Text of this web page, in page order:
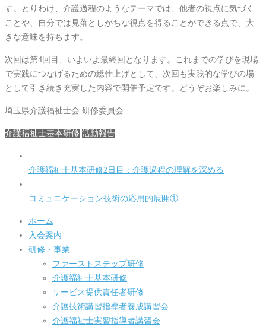
す。とりわけ、介護過程のようなテーマでは、他者の視点に気づく
ことや、自分では見落としがちな視点を得ることができる点で、大
きな意味を持ちます。
次回は第4回目、いよいよ最終回となります。これまでの学びを現場
で実践につなげるための総仕上げとして、次回も実践的な学びの場
として引き続き充実した内容で開催予定です。どうぞお楽しみに。
埼玉県介護福祉士会 研修委員会
介護福祉士基本研修 活動報告
介護福祉士基本研修2日目：介護過程の理解を深める
コミュニケーション技術の応用的展開①
ホーム
入会案内
研修・事業
ファーストステップ研修
介護福祉士基本研修
サービス提供責任者研修
介護技術講習指導者養成講習会
介護福祉士実習指導者講習会